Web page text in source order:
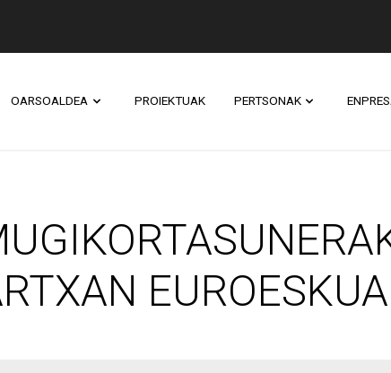
OARSOALDEA PROIEKTUAK PERTSONAK